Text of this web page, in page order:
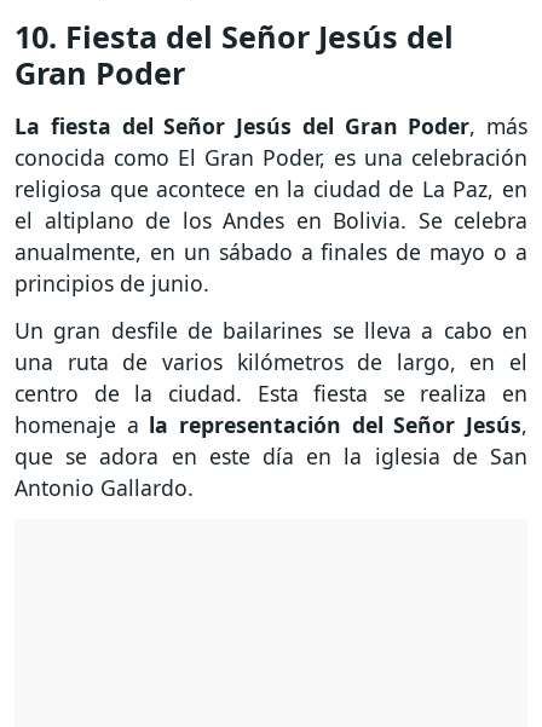
10. Fiesta del Señor Jesús del
Gran Poder
La fiesta del Señor Jesús del Gran Poder, más
conocida como El Gran Poder, es una celebración
religiosa que acontece en la ciudad de La Paz, en
el altiplano de los Andes en Bolivia. Se celebra
anualmente, en un sábado a finales de mayo o a
principios de junio.
Un gran desfile de bailarines se lleva a cabo en
una ruta de varios kilómetros de largo, en el
centro de la ciudad. Esta fiesta se realiza en
homenaje a la representación del Señor Jesús,
que se adora en este día en la iglesia de San
Antonio Gallardo.